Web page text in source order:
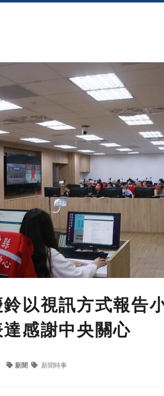
以視訊方式報告
感謝中央關心
新聞 新聞時事